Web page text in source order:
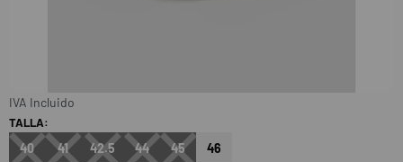
TALLA:
40 41 42.5 44 45 46
IVA Incluido